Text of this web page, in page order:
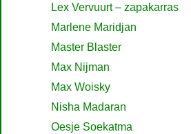
Lex Vervuurt – zapakarras
Marlene Maridjan
Master Blaster
Max Nijman
Max Woisky
Nisha Madaran
Oesje Soekatma